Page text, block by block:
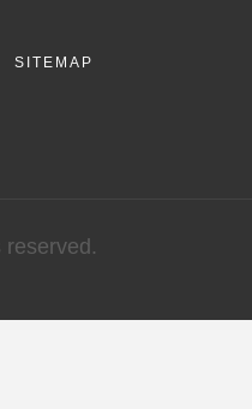
SITEMAP